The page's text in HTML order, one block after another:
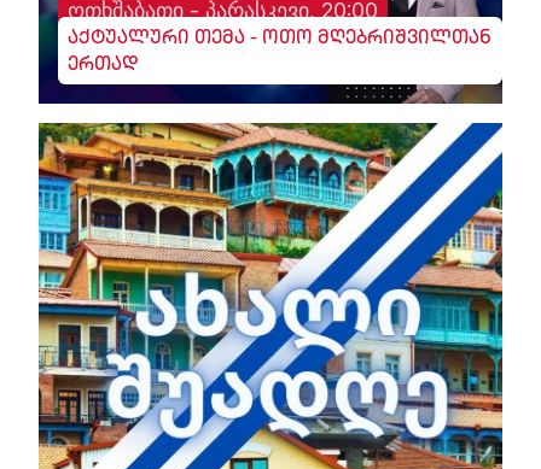
ოთხშაბათი - პარასკევი, 20:00
აქტუალური თემა - ოთო მღებრიშვილთან
ერთად